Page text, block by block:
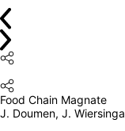
Food Chain Magnate
J. Doumen, J. Wiersinga